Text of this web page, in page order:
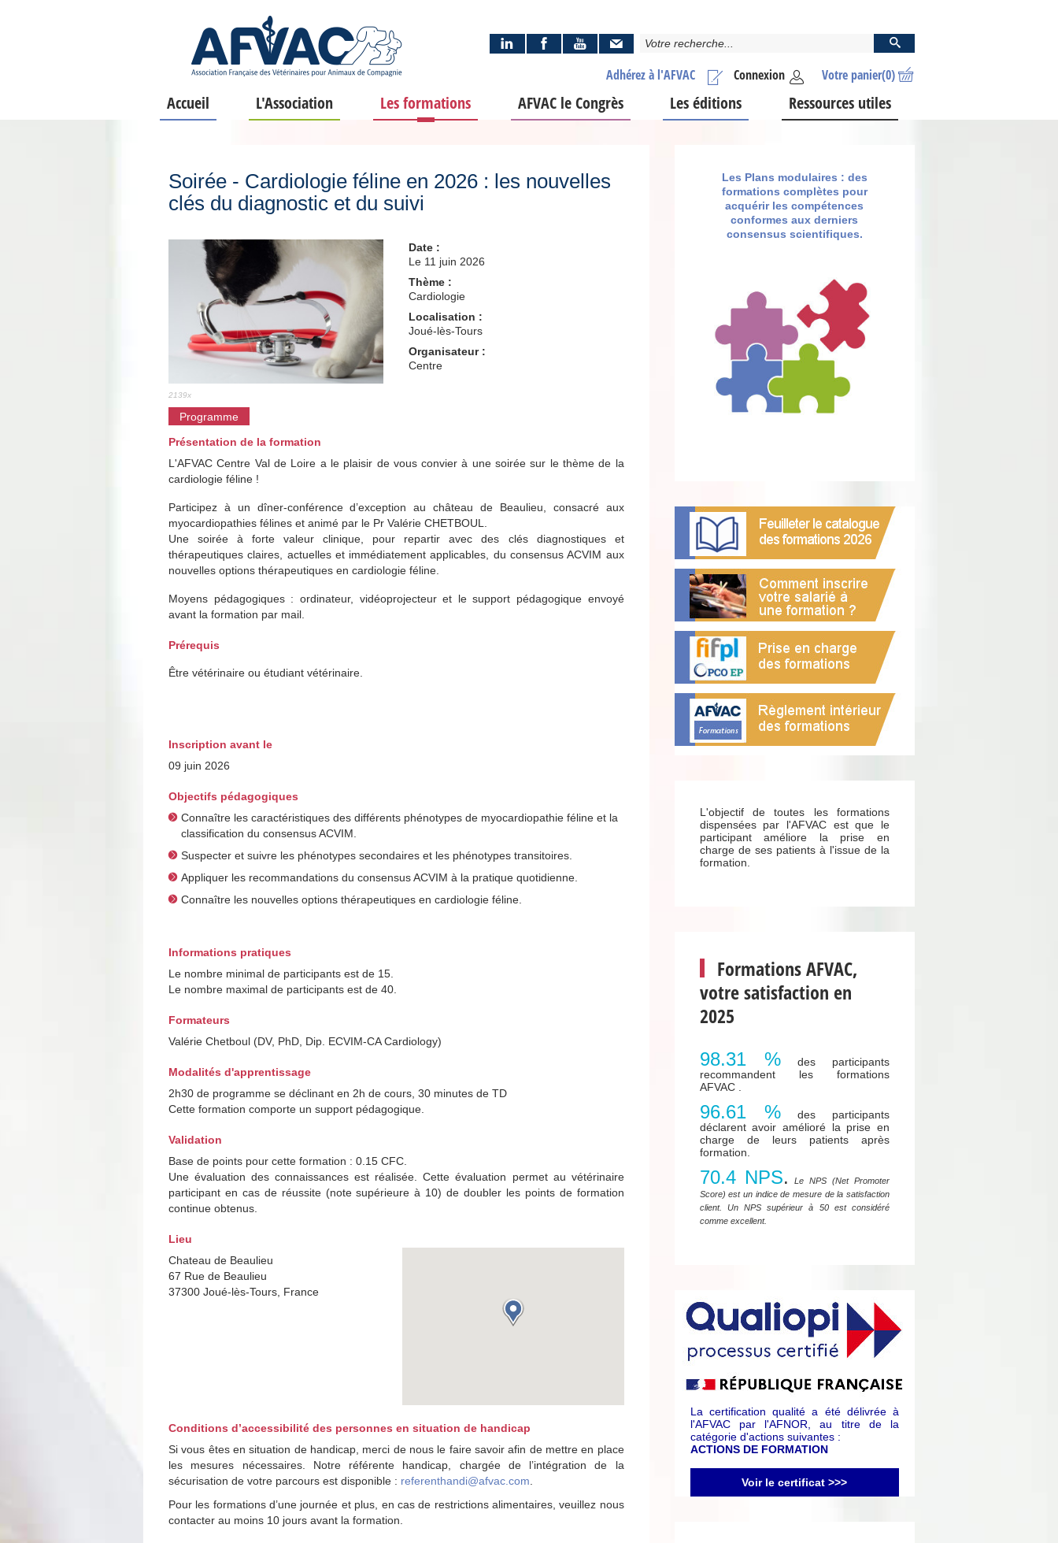
Votre panier(0)
Connexion
Adhérez à l'AFVAC
Accueil L'Association Les formations AFVAC le Congrès Les éditions Ressources utiles
Soirée - Cardiologie féline en 2026 : les nouvelles
clés du diagnostic et du suivi
2139x
Date :
Le 11 juin 2026
Thème :
Cardiologie
Localisation :
Joué-lès-Tours
Organisateur :
Centre
Programme
Présentation de la formation
L'AFVAC Centre Val de Loire a le plaisir de vous convier à une soirée sur le thème de la
cardiologie féline !
Participez à un dîner-conférence d’exception au château de Beaulieu, consacré aux
myocardiopathies félines et animé par le Pr Valérie CHETBOUL.
Une soirée à forte valeur clinique, pour repartir avec des clés diagnostiques et
thérapeutiques claires, actuelles et immédiatement applicables, du consensus ACVIM aux
nouvelles options thérapeutiques en cardiologie féline.
Moyens pédagogiques : ordinateur, vidéoprojecteur et le support pédagogique envoyé
avant la formation par mail.
Prérequis
Être vétérinaire ou étudiant vétérinaire.
Inscription avant le
09 juin 2026
Objectifs pédagogiques
Connaître les caractéristiques des différents phénotypes de myocardiopathie féline et la
classification du consensus ACVIM.
Suspecter et suivre les phénotypes secondaires et les phénotypes transitoires.
Appliquer les recommandations du consensus ACVIM à la pratique quotidienne.
Connaître les nouvelles options thérapeutiques en cardiologie féline.
Informations pratiques
Le nombre minimal de participants est de 15.
Le nombre maximal de participants est de 40.
Formateurs
Valérie Chetboul (DV, PhD, Dip. ECVIM-CA Cardiology)
Modalités d'apprentissage
2h30 de programme se déclinant en 2h de cours, 30 minutes de TD
Cette formation comporte un support pédagogique.
Validation
Base de points pour cette formation : 0.15 CFC.
Une évaluation des connaissances est réalisée. Cette évaluation permet au vétérinaire
participant en cas de réussite (note supérieure à 10) de doubler les points de formation
continue obtenus.
Lieu
Chateau de Beaulieu
67 Rue de Beaulieu
37300 Joué-lès-Tours, France
Conditions d’accessibilité des personnes en situation de handicap
Si vous êtes en situation de handicap, merci de nous le faire savoir afin de mettre en place
les mesures nécessaires. Notre référente handicap, chargée de l’intégration de la
sécurisation de votre parcours est disponible : referenthandi@afvac.com
Pour les formations d’une journée et plus, en cas de restrictions alimentaires, veuillez nous
contacter au moins 10 jours avant la formation.
Les Plans modulaires : des
formations complètes pour
acquérir les compétences
conformes aux derniers
consensus scientifiques.
L'objectif de toutes les formations
dispensées par l'AFVAC est que le
participant améliore la prise en
charge de ses patients à l'issue de la
formation.
Formations AFVAC,
votre satisfaction en
2025
98.31 % des participants
recommandent les formations
AFVAC .
96.61 % des participants
déclarent avoir amélioré la prise en
charge de leurs patients après
formation.
70.4 NPS.
Le NPS (Net Promoter
Score) est un indice de mesure de la satisfaction
client. Un NPS supérieur à 50 est considéré
comme excellent.
La certification qualité a été délivrée à
l'AFVAC par l'AFNOR, au titre de la
catégorie d'actions suivantes :
ACTIONS DE FORMATION
Voir le certificat >>>